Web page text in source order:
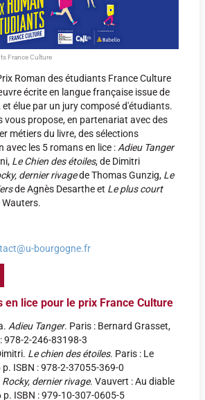
France Culture
Roman des étudiants France Culture
écrite en langue française issue de
et élue par un jury composé d'étudiants.
vous propose, en partenariat avec des
métiers du livre, des sélections
avec les 5 romans en lice :Adieu Tanger
Le Chien des étoiles, de Dimitri
dernier rivagede Thomas Gunzig, Le
de Agnès Desarthe et Le plus court
bourgogne.fr
en lice pour le prix France Culture
Adieu Tanger. Paris : Bernard Grasset,
978-2-246-83198-3
Le chien des étoiles. Paris : Le
ISBN : 978-2-37055-369-0
Rocky, dernier rivage. Vauvert : Au diable
ISBN : 979-10-307-0605-5